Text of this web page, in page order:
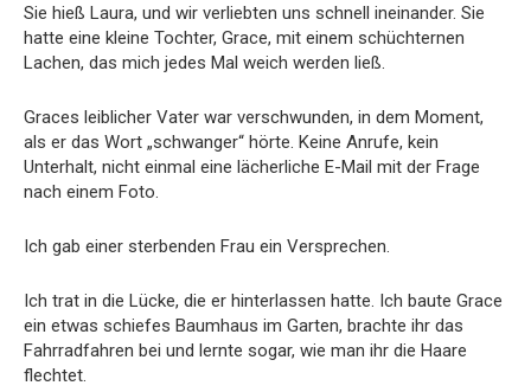
Sie hieß Laura, und wir verliebten uns schnell ineinander. Sie
hatte eine kleine Tochter, Grace, mit einem schüchternen
Lachen, das mich jedes Mal weich werden ließ.
Graces leiblicher Vater war verschwunden, in dem Moment,
als er das Wort „schwanger“ hörte. Keine Anrufe, kein
Unterhalt, nicht einmal eine lächerliche E-Mail mit der Frage
nach einem Foto.
Ich gab einer sterbenden Frau ein Versprechen.
Ich trat in die Lücke, die er hinterlassen hatte. Ich baute Grace
ein etwas schiefes Baumhaus im Garten, brachte ihr das
Fahrradfahren bei und lernte sogar, wie man ihr die Haare
flechtet.